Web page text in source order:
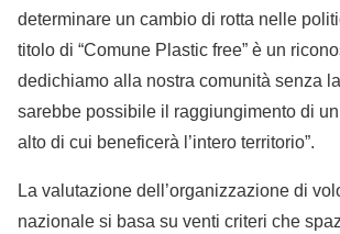
determinare un cambio di rotta nelle
titolo di “Comune Plastic free” è un
dedichiamo alla nostra comunità senza
sarebbe possibile il raggiungimento di
alto di cui beneficerà l’intero territorio”.
La valutazione dell’organizzazione di
nazionale si basa su venti criteri che